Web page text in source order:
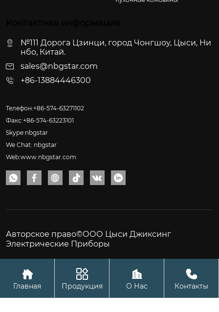
№111 Дорога Цзинци, город Чонгшоу, Цыси, Ни
нбо, Китай.
sales@nbgstar.com
+86-13884446300
Телефон:+86-574-63271102
Факс:+86-574-63223101
Skype:nbgstar
We Chat: nbgstar
Web:www.nbgstar.com
     
Авторское право©ООО Цыси Джиксинг
Электрические Приборы

Главная

Продукция

О Нас

Контакты